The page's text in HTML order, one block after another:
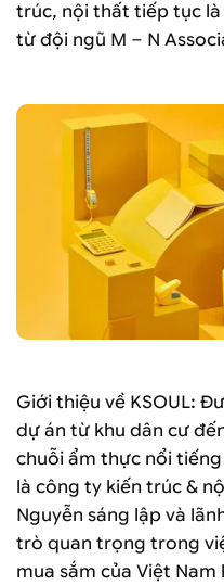
trúc, nội thất tiếp tục
từ đội ngũ M – N
Giới thiệu về KSOUL:
dự án từ khu dân cư
chuỗi ẩm thực nổi tiếng
là công ty kiến ​​trúc &
Nguyễn sáng lập và
trò quan trọng trong
mua sắm của Việt